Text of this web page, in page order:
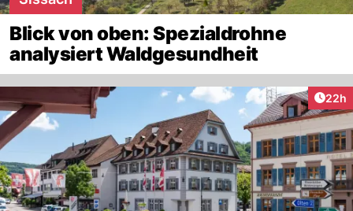
Blick von oben: Spezialdrohne
analysiert Waldgesundheit
22h